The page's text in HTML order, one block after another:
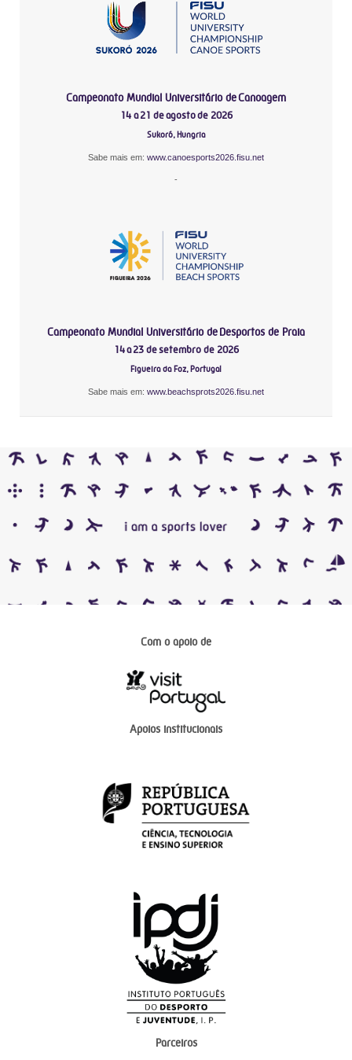
Campeonato Mundial Universitário de Canoagem
14 a 21 de agosto de 2026
Sukoró, Hungria
Sabe mais em: www.canoesports2026.fisu.net
-
Campeonato Mundial Universitário de Desportos de Praia
14 a 23 de setembro de 2026
Figueira da Foz, Portugal
Sabe mais em: www.beachsprots2026.fisu.net
Com o apoio de
Apoios institucionais
Parceiros